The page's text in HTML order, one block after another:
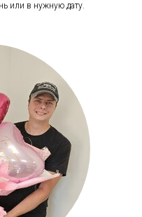
или в нужную дату.